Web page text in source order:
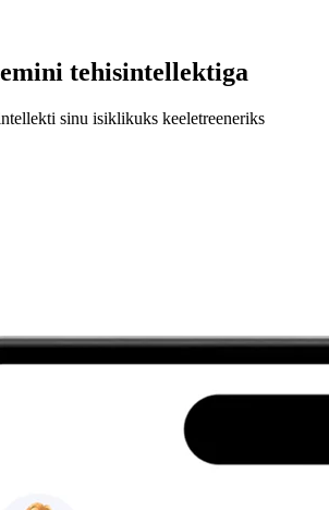
tehisintellektiga
sinu isiklikuks keeletreeneriks